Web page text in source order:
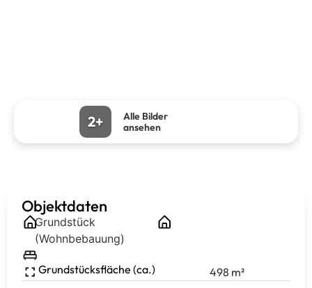
2+
Alle Bilder
ansehen
Objektdaten
Grundstück
(Wohnbebauung)
Grundstücksfläche (ca.) 498 m²